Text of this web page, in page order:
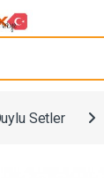
Setler